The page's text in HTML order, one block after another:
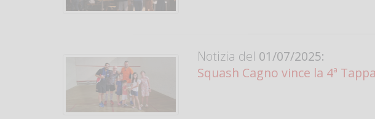
Notizia del 01/07/2025:
Squash Cagno vince la 4ª